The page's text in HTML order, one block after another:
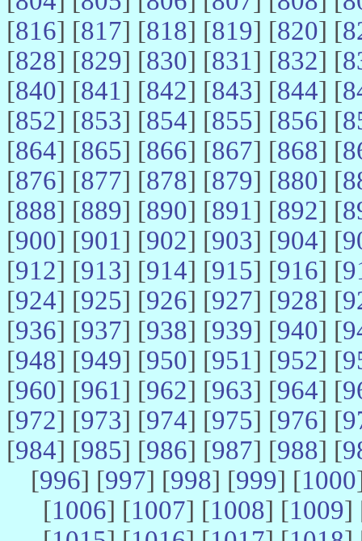
[816] [817] [818] [819] [820] [
[828] [829] [830] [831] [832] [
[840] [841] [842] [843] [844] [
[852] [853] [854] [855] [856] [
[864] [865] [866] [867] [868] [
[876] [877] [878] [879] [880] [
[888] [889] [890] [891] [892] [
[900] [901] [902] [903] [904] [
[912] [913] [914] [915] [916] [
[924] [925] [926] [927] [928] [
[936] [937] [938] [939] [940] [
[948] [949] [950] [951] [952] [
[960] [961] [962] [963] [964] [
[972] [973] [974] [975] [976] [
[984] [985] [986] [987] [988] [
[996] [997] [998] [999] [1000
[1006] [1007] [1008] [1009]